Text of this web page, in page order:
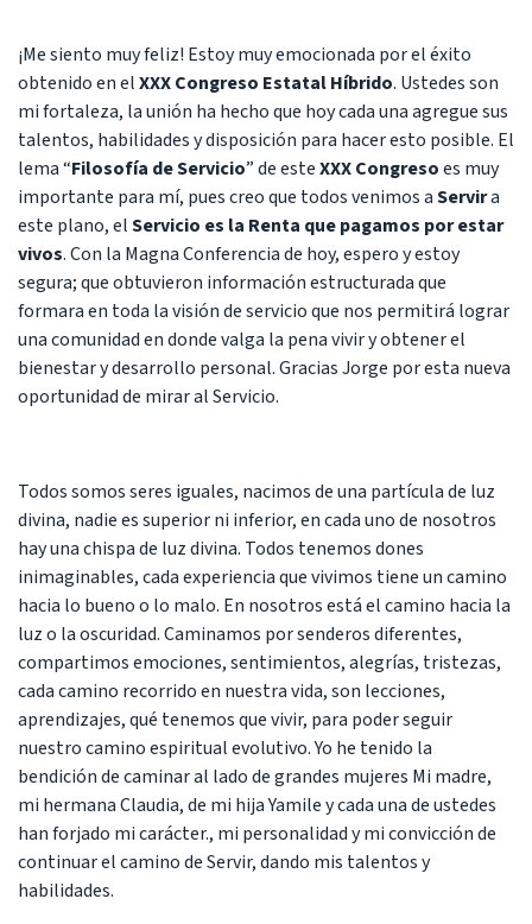
¡Me siento muy feliz! Estoy muy emocionada por el éxito
obtenido en elXXX Congreso Estatal Híbrido. Ustedes son
mi fortaleza, la unión ha hecho que hoy cada una agregue sus
talentos, habilidades y disposición para hacer esto posible. El
lema “Filosofía de Servicio” de esteXXX Congresoes muy
importante para mí, pues creo que todos venimos aServira
este plano, elServicio es la Renta que pagamos por estar
vivos. Con la Magna Conferencia de hoy, espero y estoy
segura; que obtuvieron información estructurada que
formara en toda la visión de servicio que nos permitirá lograr
una comunidad en donde valga la pena vivir y obtener el
bienestar y desarrollo personal. Gracias Jorge por esta nueva
oportunidad de mirar al Servicio.
Todos somos seres iguales, nacimos de una partícula de luz
divina, nadie es superior ni inferior, en cada uno de nosotros
hay una chispa de luz divina. Todos tenemos dones
inimaginables, cada experiencia que vivimos tiene un camino
hacia lo bueno o lo malo. En nosotros está el camino hacia la
luz o la oscuridad. Caminamos por senderos diferentes,
compartimos emociones, sentimientos, alegrías, tristezas,
cada camino recorrido en nuestra vida, son lecciones,
aprendizajes, qué tenemos que vivir, para poder seguir
nuestro camino espiritual evolutivo. Yo he tenido la
bendición de caminar al lado de grandes mujeres Mi madre,
mi hermana Claudia, de mi hija Yamile y cada una de ustedes
han forjado mi carácter., mi personalidad y mi convicción de
continuar el camino de Servir, dando mis talentos y
habilidades.